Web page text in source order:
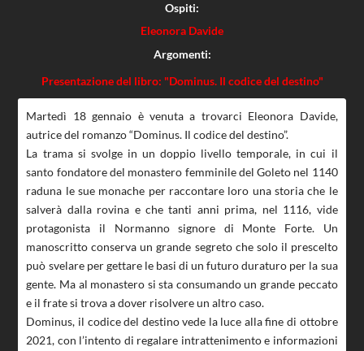
Ospiti:
Eleonora Davide
Argomenti:
Presentazione del libro: "Dominus. Il codice del destino"
Martedì 18 gennaio è venuta a trovarci Eleonora Davide,
autrice del romanzo “Dominus. Il codice del destino”.
La trama si svolge in un doppio livello temporale, in cui il
santo fondatore del monastero femminile del Goleto nel 1140
raduna le sue monache per raccontare loro una storia che le
salverà dalla rovina e che tanti anni prima, nel 1116, vide
protagonista il Normanno signore di Monte Forte. Un
manoscritto conserva un grande segreto che solo il prescelto
può svelare per gettare le basi di un futuro duraturo per la sua
gente. Ma al monastero si sta consumando un grande peccato
e il frate si trova a dover risolvere un altro caso.
Dominus, il codice del destino vede la luce alla fine di ottobre
2021, con l’intento di regalare intrattenimento e informazioni